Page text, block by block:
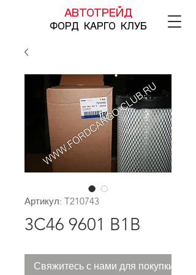
АВТОТРЕЙД
ФОРД КАРГО КЛУБ
Артикул: T210743
3C46 9601 B1B
Свяжитесь с нами для покупки